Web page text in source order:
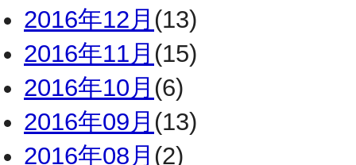
2016年12月 (13)
2016年11月 (15)
2016年10月 (6)
2016年09月 (13)
2016年08月 (2)